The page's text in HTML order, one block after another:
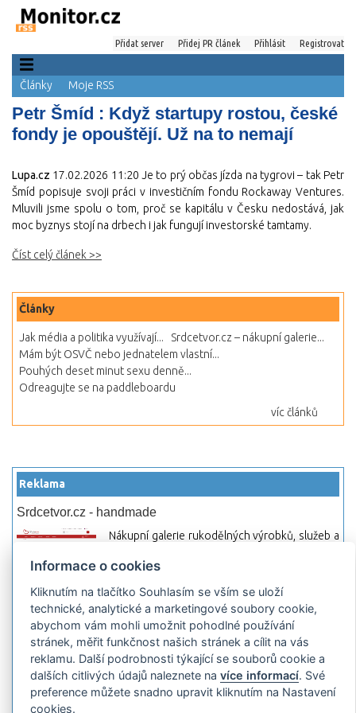
Přidat server Přidej PR článek Přihlásit Registrovat
Články Moje RSS
Petr Šmíd : Když startupy rostou, české
fondy je opouštějí. Už na to nemají
Lupa.cz 17.02.2026 11:20 Je to prý občas jízda na tygrovi – tak Petr
Šmíd popisuje svoji práci v investičním fondu Rockaway Ventures.
Mluvili jsme spolu o tom, proč se kapitálu v Česku nedostává, jak
moc byznys stojí na drbech i jak fungují investorské tamtamy.
Číst celý článek >>
Články
Jak média a politika využívají...
Srdcetvor.cz – nákupní galerie...
Mám být OSVČ nebo jednatelem vlastní...
Pouhých deset minut sexu denně...
Odreagujte se na paddleboardu
víc článků
Reklama
Srdcetvor.cz - handmade
Nákupní galerie rukodělných výrobků, služeb a
začít prodávat nebo jen nakupovat.
Hledej-hosting.cz - webhosting, VPS
hosting
Přehled webhostingových, multihosting a VPS
hosting programů s možností jejich
pokročilého vyhledávání a porovnávání.
Najděte si jednoduše vhodný hosting.
Informace o cookies
Kliknutím na tlačítko Souhlasím se vším se uloží
technické, analytické a marketingové soubory cookie,
abychom vám mohli umožnit pohodlné používání
stránek, měřit funkčnost našich stránek a cílit na vás
reklamu. Další podrobnosti týkající se souborů cookie a
dalších citlivých údajů naleznete navíce informací. Své
preference můžete snadno upravit kliknutím na Nastavení
cookies.